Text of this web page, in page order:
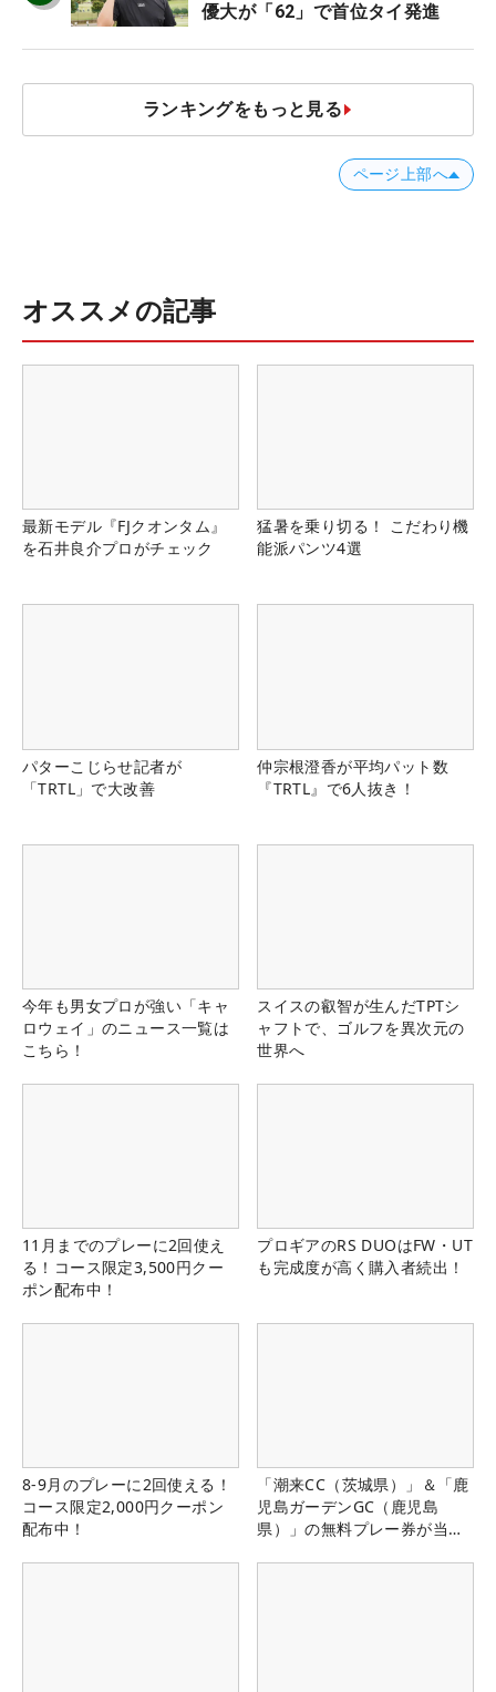
優大が「62」で首位タイ発進
ランキングをもっと見る
ページ上部へ
オススメの記事
最新モデル『FJクオンタム』
を石井良介プロがチェック
猛暑を乗り切る！ こだわり機
能派パンツ4選
パターこじらせ記者が
「TRTL」で大改善
仲宗根澄香が平均パット数
『TRTL』で6人抜き！
今年も男女プロが強い「キャ
ロウェイ」のニュース一覧は
こちら！
スイスの叡智が生んだTPTシ
ャフトで、ゴルフを異次元の
世界へ
11月までのプレーに2回使え
る！コース限定3,500円クー
ポン配布中！
プロギアのRS DUOはFW・UT
も完成度が高く購入者続出！
8-9月のプレーに2回使える！
コース限定2,000円クーポン
配布中！
「潮来CC（茨城県）」＆「鹿
児島ガーデンGC（鹿児島
県）」の無料プレー券が当た